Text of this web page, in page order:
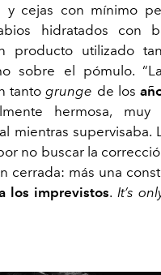
y cejas con mínimo
hidratados con
producto utilizado
sobre el pómulo.
tantogrunge de los
hermosa, muy
mientras supervisaba.
no buscar la
cerrada: más una
los imprevistos. It’s